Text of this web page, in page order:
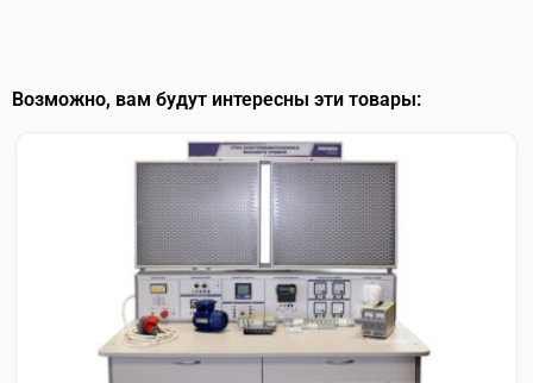
Возможно, вам будут интересны эти товары: